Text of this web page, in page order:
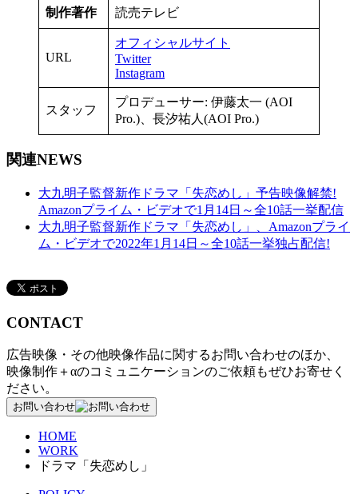
制作著作 読売テレビ
URL
オフィシャルサイト
Twitter
Instagram
スタッフ
プロデューサー: 伊藤太一 (AOI
Pro.)、長汐祐人(AOI Pro.)
関連NEWS
大九明子監督新作ドラマ「失恋めし」予告映像解禁!
Amazonプライム・ビデオで1月14⽇～全10話⼀挙配信
大九明子監督新作ドラマ「失恋めし」、Amazonプライ
ム・ビデオで2022年1月14⽇～全10話⼀挙独占配信!
CONTACT
広告映像・その他映像作品に関するお問い合わせのほか、
映像制作＋αのコミュニケーションのご依頼もぜひお寄せく
ださい。
お問い合わせ
HOME
WORK
ドラマ「失恋めし」